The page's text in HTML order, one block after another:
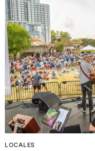
LOCALES